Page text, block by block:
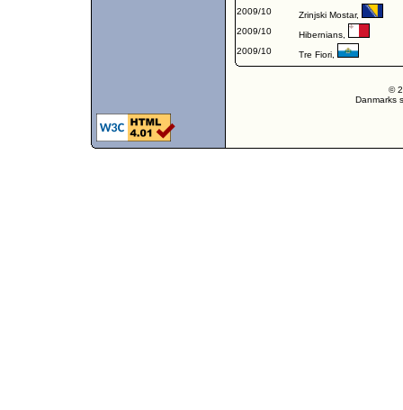
2009/10 Zrinjski Mostar,
2009/10
Hibernians
2009/10
Tre Fiori
©
Danmarks